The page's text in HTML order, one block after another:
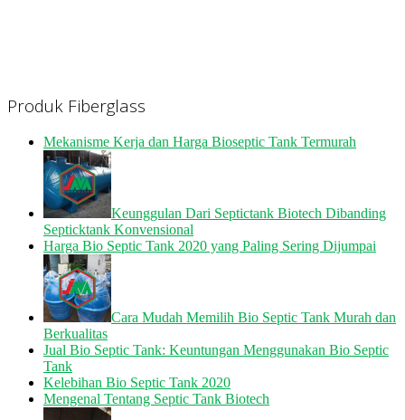
Produk Fiberglass
Mekanisme Kerja dan Harga Bioseptic Tank Termurah
Keunggulan Dari Septictank Biotech Dibanding
Septicktank Konvensional
Harga Bio Septic Tank 2020 yang Paling Sering Dijumpai
Cara Mudah Memilih Bio Septic Tank Murah dan
Berkualitas
Jual Bio Septic Tank: Keuntungan Menggunakan Bio Septic
Tank
Kelebihan Bio Septic Tank 2020
Mengenal Tentang Septic Tank Biotech